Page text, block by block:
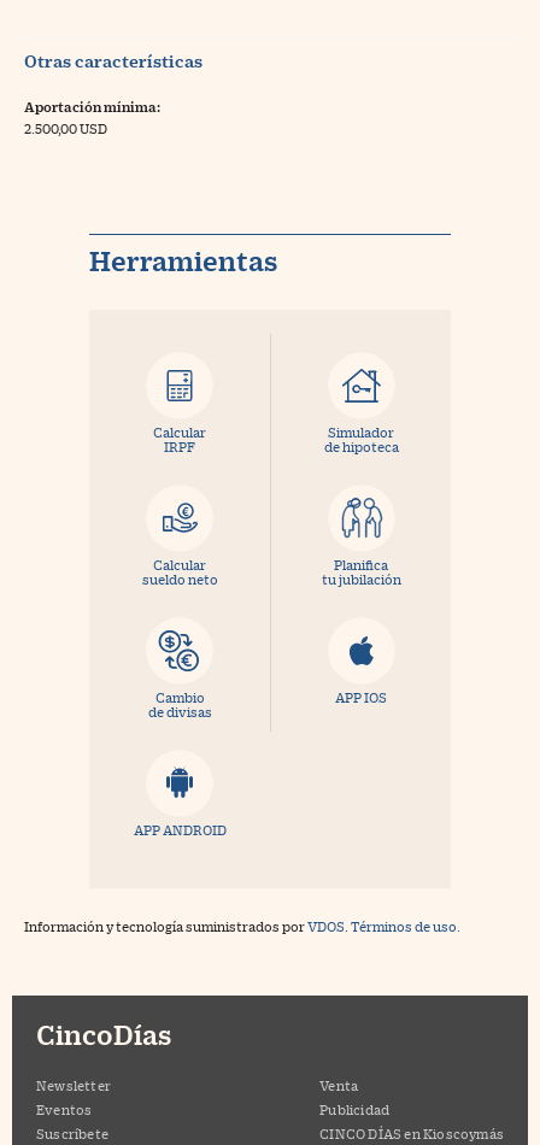
Otras características
Aportación mínima:
2.500,00 USD
Herramientas
Calcular
IRPF
Simulador
de hipoteca
Calcular
sueldo neto
Planifica
tu jubilación
Cambio
de divisas
APP IOS
APP ANDROID
Información y tecnología suministrados porVDOS Términos de uso.
CincoDías
Newsletter
Eventos
Suscríbete
Venta
Publicidad
CINCO DÍAS en Kioscoymás